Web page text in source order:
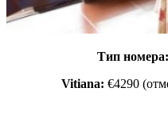
Тип номера:
Vitiana: €4290